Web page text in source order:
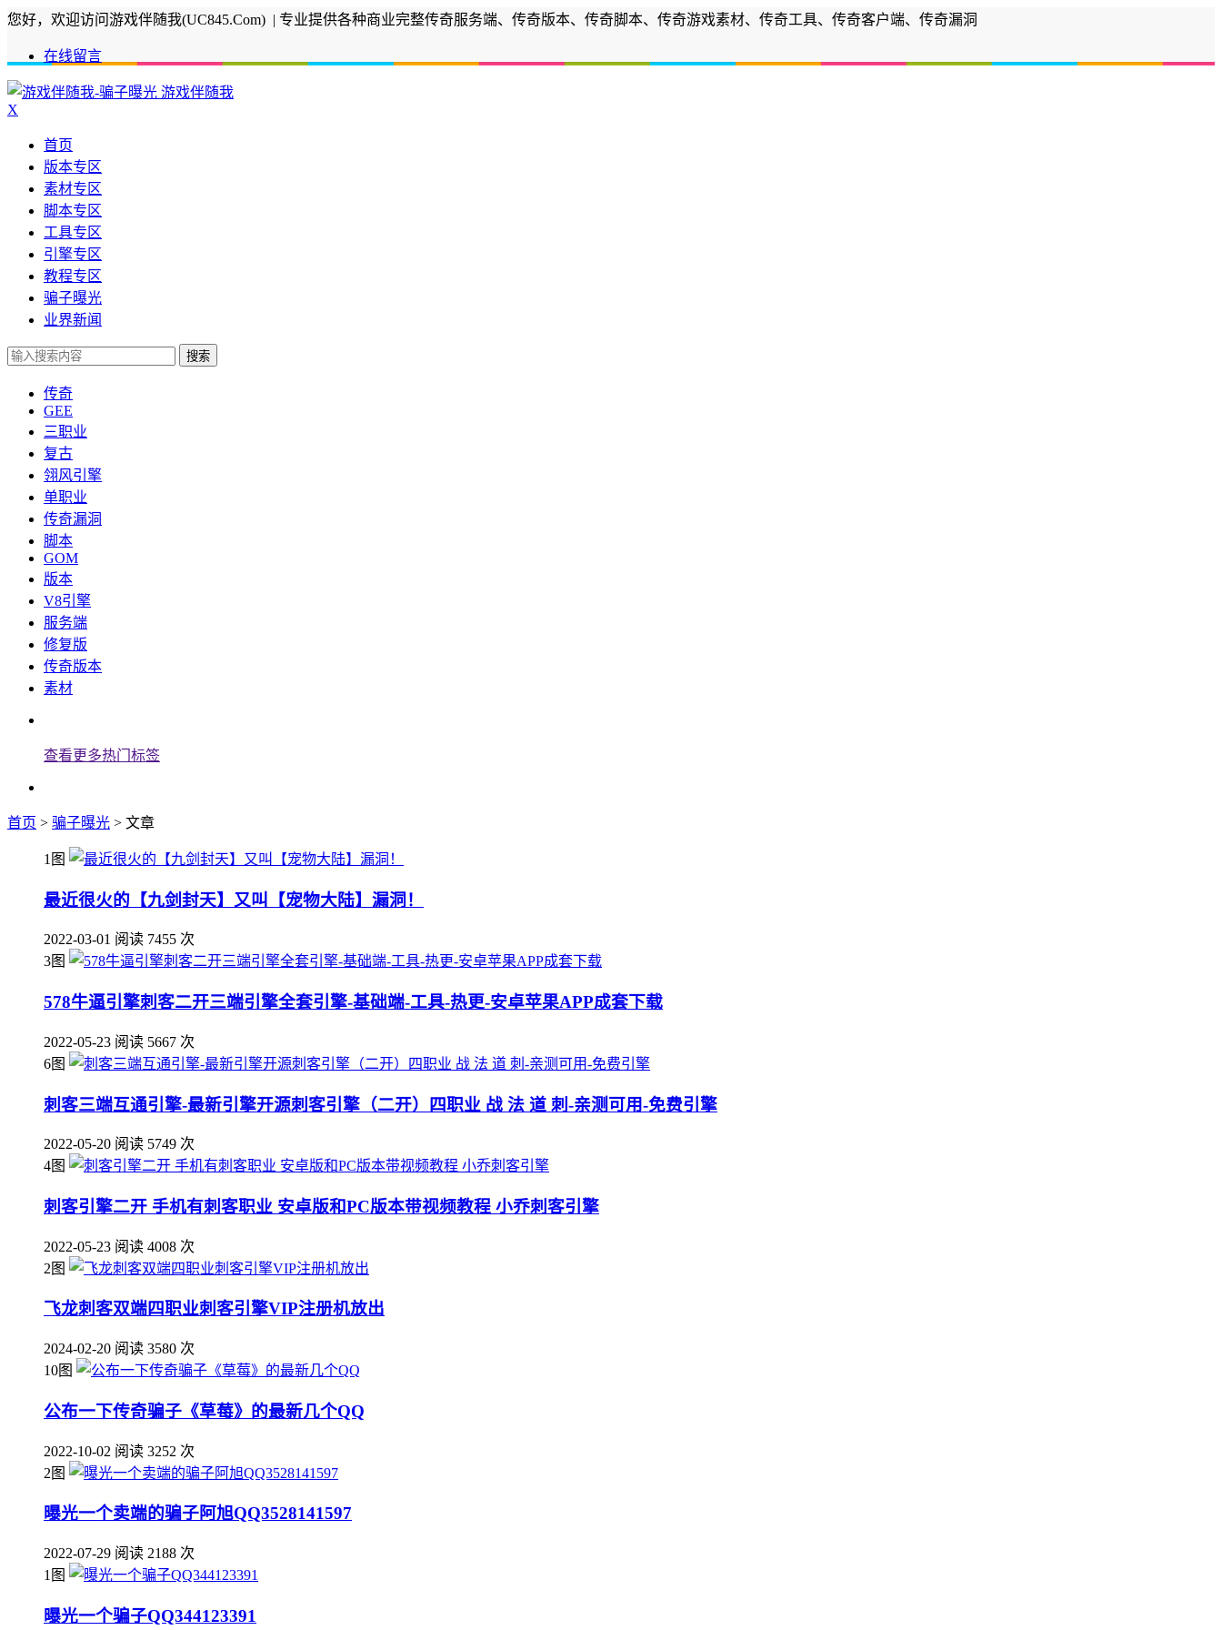
您好，欢迎访问游戏伴随我(UC845.Com) | 专业提供各种商业完整传奇服务端、传奇版本、传奇脚本、传奇游戏素材、传奇工具、传奇客户端、传奇漏洞
在线留言
游戏伴随我
X
首页
版本专区
素材专区
脚本专区
工具专区
引擎专区
教程专区
骗子曝光
业界新闻
搜索
传奇
GEE
三职业
复古
翎风引擎
单职业
传奇漏洞
脚本
GOM
版本
V8引擎
服务端
修复版
传奇版本
素材
查看更多热门标签
首页 > 骗子曝光 > 文章
1图
最近很火的【九剑封天】又叫【宠物大陆】漏洞！
2022-03-01 阅读 7455 次
3图
578牛逼引擎刺客二开三端引擎全套引擎-基础端-工具-热更-安卓苹果APP成套下载
2022-05-23 阅读 5667 次
6图
刺客三端互通引擎-最新引擎开源刺客引擎（二开）四职业 战 法 道 刺-亲测可用-免费引擎
2022-05-20 阅读 5749 次
4图
刺客引擎二开 手机有刺客职业 安卓版和PC版本带视频教程 小乔刺客引擎
2022-05-23 阅读 4008 次
2图
飞龙刺客双端四职业刺客引擎VIP注册机放出
2024-02-20 阅读 3580 次
10图
公布一下传奇骗子《草莓》的最新几个QQ
2022-10-02 阅读 3252 次
2图
曝光一个卖端的骗子阿旭QQ3528141597
2022-07-29 阅读 2188 次
1图
曝光一个骗子QQ344123391